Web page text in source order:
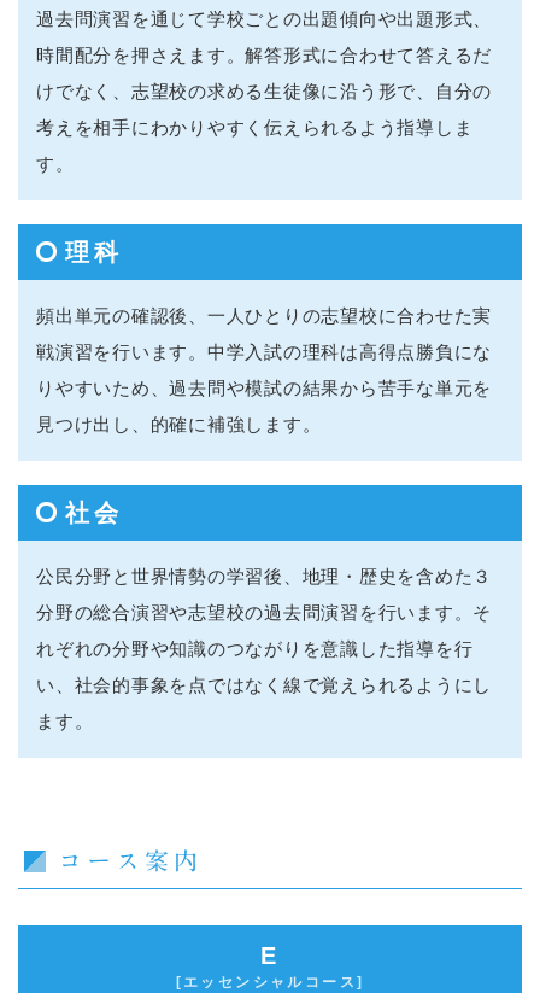
過去問演習を通じて学校ごとの出題傾向や出題形式、
時間配分を押さえます。解答形式に合わせて答えるだ
けでなく、志望校の求める生徒像に沿う形で、自分の
考えを相手にわかりやすく伝えられるよう指導しま
す。
理科
頻出単元の確認後、一人ひとりの志望校に合わせた実
戦演習を行います。中学入試の理科は高得点勝負にな
りやすいため、過去問や模試の結果から苦手な単元を
見つけ出し、的確に補強します。
社会
公民分野と世界情勢の学習後、地理・歴史を含めた３
分野の総合演習や志望校の過去問演習を行います。そ
れぞれの分野や知識のつながりを意識した指導を行
い、社会的事象を点ではなく線で覚えられるようにし
ます。
コース案内
E
[エッセンシャルコース]